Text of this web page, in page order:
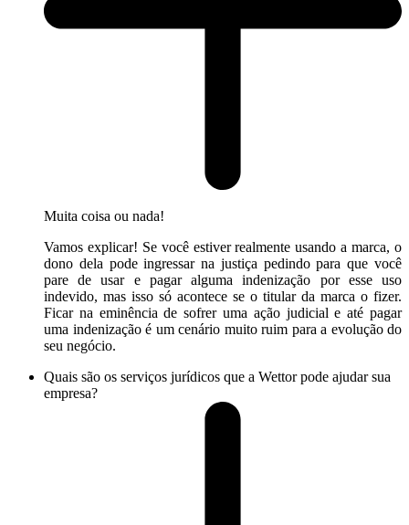
Muita coisa ou nada!
Vamos explicar! Se você estiver realmente usando a marca, o
dono dela pode ingressar na justiça pedindo para que você
pare de usar e pagar alguma indenização por esse uso
indevido, mas isso só acontece se o titular da marca o fizer.
Ficar na eminência de sofrer uma ação judicial e até pagar
uma indenização é um cenário muito ruim para a evolução do
seu negócio.
Quais são os serviços jurídicos que a Wettor pode ajudar sua
empresa?